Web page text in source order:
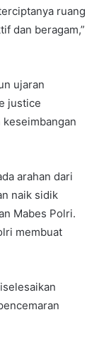
ruang
dan beragam,”
ujaran
justice
arahan dari
naik sidik
Mabes Polri.
membuat